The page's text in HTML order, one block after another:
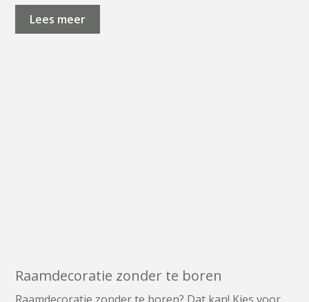
Lees meer
Raamdecoratie zonder te boren